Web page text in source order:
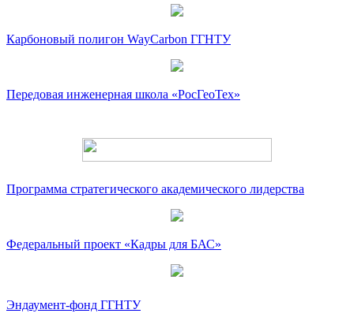
Карбоновый полигон WayCarbon ГГНТУ
Передовая инженерная школа «РосГеоТех»
Программа стратегического академического лидерства
Федеральный проект «Кадры для БАС»
Эндаумент-фонд ГГНТУ